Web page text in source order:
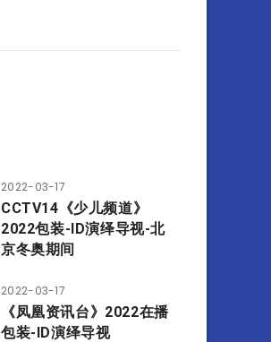
2022-03-17
CCTV14《少儿频道》
2022包装-ID演绎导视-北
京冬奥期间
2022-03-17
《凤凰资讯台》2022在播
包装-ID演绎导视